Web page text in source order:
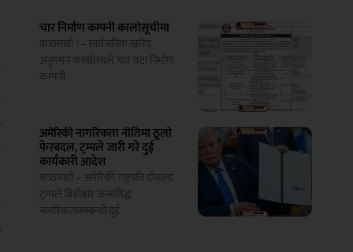
चार निर्माण कम्पनी कालोसूचीमा
काठमाडौं ।– सार्वजनिक खरिद
अनुगमन कार्यालयले चार वटा निर्माण
कम्पनी
अमेरिकी नागरिकता नीतिमा ठूलो
फेरबदल, ट्रम्पले जारी गरे दुई
कार्यकारी आदेश
काठमाडौं – अमेरिकी राष्ट्रपति डोनाल्ड
ट्रम्पले बिहीबार जन्मसिद्ध
नागरिकतासम्बन्धी दुई